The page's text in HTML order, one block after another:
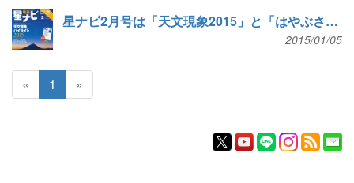
星ナビ2月号は「天文現象2015」と「はやぶさ2」の出帆
2015/01/05
« 1 »